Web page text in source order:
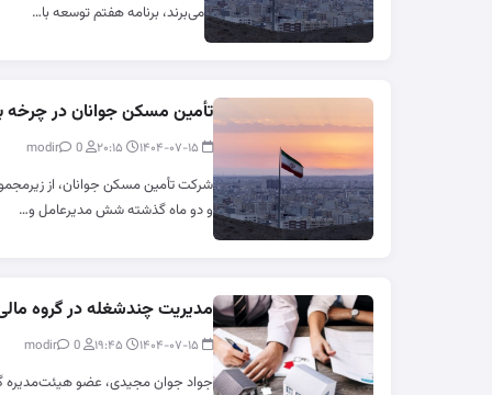
می‌برند، برنامه هفتم توسعه با…
تأمین مسکن جوانان در چرخه
۱۴۰۴-۰۷-۱۵ ۲۰:۱۵ modir
0
شرکت تأمین مسکن جوانان، از
و دو ماه گذشته شش مدیرعامل و…
مدیریت چندشغله در گروه
۱۴۰۴-۰۷-۱۵ ۱۹:۴۵ modir
0
جواد جوان مجیدی، عضو هیئت‌مدیره